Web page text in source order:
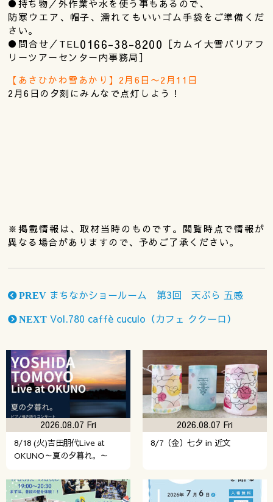
●持ち物／外作業や水を使う事もあるので、
防寒ウエア、帽子、濡れてもいいゴム手袋をご準備くだ
さい。
●問合せ／TEL 0166-38-8200
［カムイ大雪バリアフ
リーツアーセンター内事務局］
【あさひかわ雪あかり】2月6日〜2月11日
2月6日の夕刻にみんなで点灯しよう！
※掲載情報は、取材当時のものです。閲覧時点で情報が
異なる場合がありますので、予めご了承ください。
PREV まちなかショールーム 第3回 天ぷら 五感
NEXT Vol.780 caffè cuculo（カフェ ククーロ）
8/18 (火)吉田朋代Live at
OKUNO～夏の夕暮れ。～
2026.08.07 Fri
8/7（金）七夕 in 近文
2026.08.07 Fri